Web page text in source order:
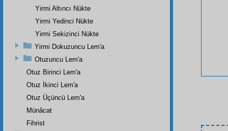
Yirmi Altıncı Nükte
Yirmi Yedinci Nükte
Yirmi Sekizinci Nükte
Yirmi Dokuzuncu Lem'a
Otuzuncu Lem'a
Otuz Birinci Lem'a
Otuz İkinci Lem'a
Otuz Üçüncü Lem'a
Münâcat
Fihrist